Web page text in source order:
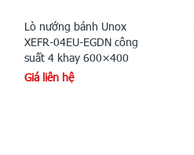
Lò nướng bánh Unox
XEFR-04EU-EGDN công
suất 4 khay 600×400
Giá liên hệ